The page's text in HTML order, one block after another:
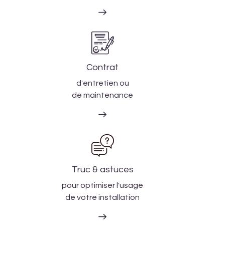
Contrat
d'entretien ou
de maintenance
Truc & astuces
pour optimiser l'usage
de votre installation